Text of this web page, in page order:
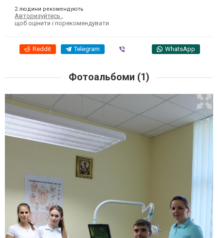
2 людини рекомендують
Авторизуйтесь
щоб оцінити і порекомендувати
Reddit Telegram WhatsApp
Фотоальбоми (1)